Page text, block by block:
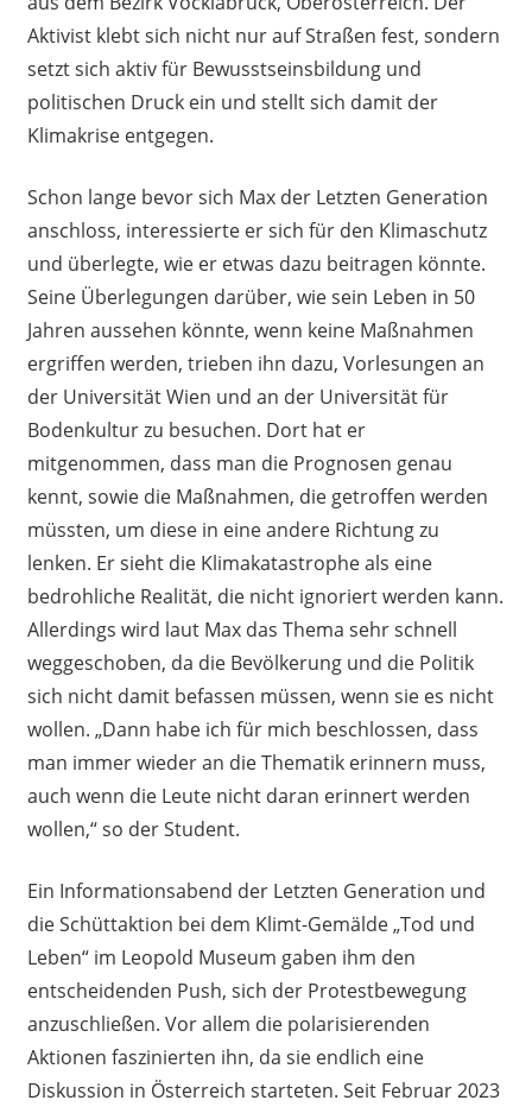
Aktivist klebt sich nicht nur auf Straßen fest, sondern
setzt sich aktiv für Bewusstseinsbildung und
politischen Druck ein und stellt sich damit der
Klimakrise entgegen.
Schon lange bevor sich Max der Letzten Generation
anschloss, interessierte er sich für den Klimaschutz
und überlegte, wie er etwas dazu beitragen könnte.
Seine Überlegungen darüber, wie sein Leben in 50
Jahren aussehen könnte, wenn keine Maßnahmen
ergriffen werden, trieben ihn dazu, Vorlesungen an
der Universität Wien und an der Universität für
Bodenkultur zu besuchen. Dort hat er
mitgenommen, dass man die Prognosen genau
kennt, sowie die Maßnahmen, die getroffen werden
müssten, um diese in eine andere Richtung zu
lenken. Er sieht die Klimakatastrophe als eine
bedrohliche Realität, die nicht ignoriert werden kann.
Allerdings wird laut Max das Thema sehr schnell
weggeschoben, da die Bevölkerung und die Politik
sich nicht damit befassen müssen, wenn sie es nicht
wollen. „Dann habe ich für mich beschlossen, dass
man immer wieder an die Thematik erinnern muss,
auch wenn die Leute nicht daran erinnert werden
wollen,“ so der Student.
Ein Informationsabend der Letzten Generation und
die Schüttaktion bei dem Klimt-Gemälde „Tod und
Leben“ im Leopold Museum gaben ihm den
entscheidenden Push, sich der Protestbewegung
anzuschließen. Vor allem die polarisierenden
Aktionen faszinierten ihn, da sie endlich eine
Diskussion in Österreich starteten. Seit Februar 2023